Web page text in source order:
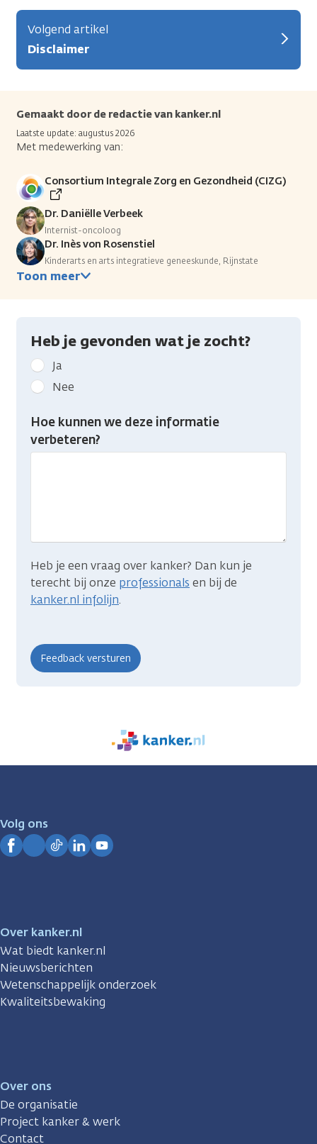
Volgend artikel
Disclaimer
Gemaakt door de redactie van kanker.nl
Laatste update: augustus 2026
Met medewerking van:
Consortium Integrale Zorg en Gezondheid (CIZG)
Dr. Daniëlle Verbeek
Internist-oncoloog
Dr. Inès von Rosenstiel
Kinderarts en arts integratieve geneeskunde, Rijnstate
Toon meer
Heb je gevonden wat je zocht?
Geef
kanker.nl
feedback:
Heb
gevonden
Ja
Nee
Hoe kunnen we deze informatie
verbeteren?
Heb je een vraag over kanker? Dan kun je
terecht bij onze professionals en bij de
kanker.nl infolijn.
We
zijn
Volg ons
Over kanker.nl
Wat biedt kanker.nl
Nieuwsberichten
Wetenschappelijk onderzoek
Kwaliteitsbewaking
Over ons
De organisatie
Project kanker & werk
Contact